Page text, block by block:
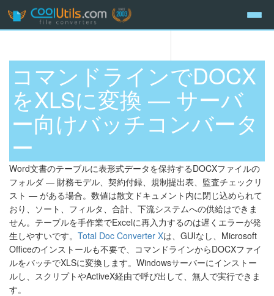
コマンドラインでDOCX
をXLSに変換 — サーバ
ー向けバッチコンバータ
ー
Word文書のテーブルに表形式データを保持するDOCXファイルの
フォルダ — 財務モデル、契約付録、規制提出表、監査チェックリ
スト — がある場合。数値は散文ドキュメント内に閉じ込められて
おり、ソート、フィルタ、合計、下流システムへの供給はできま
せん。テーブルを手作業でExcelに再入力するのは遅くエラーが発
生しやすいです。 Total Doc Converter Xは、GUIなし、Microsoft
Officeのインストールも不要で、コマンドラインからDOCXファイ
ルをバッチでXLSに変換します。Windowsサーバーにインストー
ルし、スクリプトやActiveX経由で呼び出して、無人で実行できま
す。